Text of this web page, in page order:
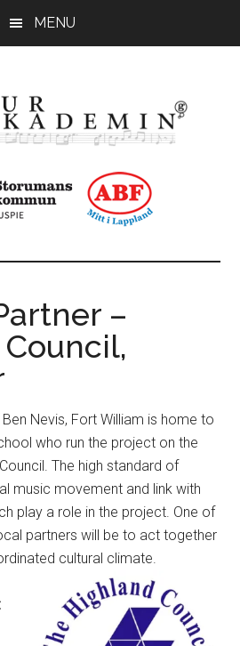
MENU
–
Nevis, Fort William is home to
who run the project on the
The high standard of
music movement and link with
play a role in the project. One of
partners will be to act together
cultural climate.